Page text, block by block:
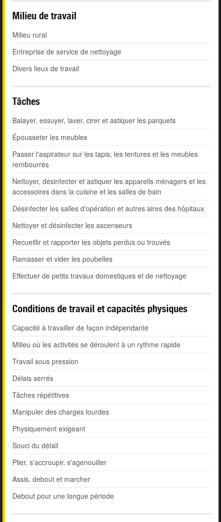
Milieu de travail
Milieu rural
Entreprise de service de nettoyage
Divers lieux de travail
Tâches
Balayer, essuyer, laver, cirer et astiquer les parquets
Épousseter les meubles
Passer l'aspirateur sur les tapis, les tentures et les meubles
rembourrés
Nettoyer, désinfecter et astiquer les appareils ménagers et les
accessoires dans la cuisine et les salles de bain
Désinfecter les salles d'opération et autres aires des hôpitaux
Nettoyer et désinfecter les ascenseurs
Recueillir et rapporter les objets perdus ou trouvés
Ramasser et vider les poubelles
Effectuer de petits travaux domestiques et de nettoyage
Conditions de travail et capacités physiques
Capacité à travailler de façon indépendante
Milieu où les activités se déroulent à un rythme rapide
Travail sous pression
Délais serrés
Tâches répétitives
Manipuler des charges lourdes
Physiquement exigeant
Souci du détail
Plier, s'accroupir, s'agenouiller
Assis, debout et marcher
Debout pour une longue période